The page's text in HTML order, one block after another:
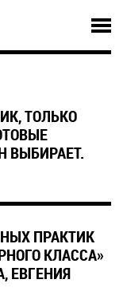
ТОЛЬКО
ВЫБИРАЕТ.
ПРАКТИК
КЛАССА»
ЕВГЕНИЯ